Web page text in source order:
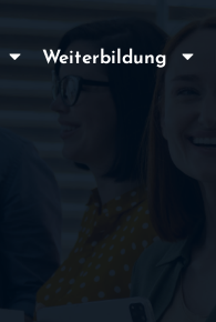
Weiterbildung